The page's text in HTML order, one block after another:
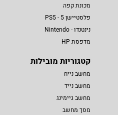
מכונת קפה
פלסטיישן 5 - PS5
נינטנדו - Nintendo
מדפסת HP
קטגוריות מובילות
מחשב נייח
מחשב נייד
מחשב גיימינג
מסך מחשב